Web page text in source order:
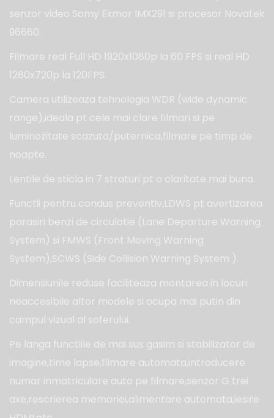
senzor video Somy Exmor IMX291 si procesor Novatek
96660.
Filmare real Full HD 1920x1080p la 60 FPS si real HD
1280x720p la 120FPS.
Camera utilizeaza tehnologia WDR (wide dynamic
range),ideala pt cele mai clare filmari si pe
luminozitate scazuta/puternica,filmare pe timp de
noapte.
Lentile de sticla in 7 straturi pt o claritate mai buna.
Functii pentru condus preventiv,LDWS pt avertizarea
parasiri benzi de circulatie (Lane Departure Warning
System) si FMWS (Front Moving Warning
System),SCWS (Side Collision Warning System ).
Dimensiunile reduse faciliteaza montarea in locuri
neaccesibile altor modele si ocupa mai putin din
campul vizual al soferului.
Pe langa functiile de mai sus gasim si stabilizator de
imagine,time lapse,filmare automata,introducere
numar inmatriculare auto pe filmare,senzor G trei
axe,rescrierea memoriei,alimentare automata,iesire